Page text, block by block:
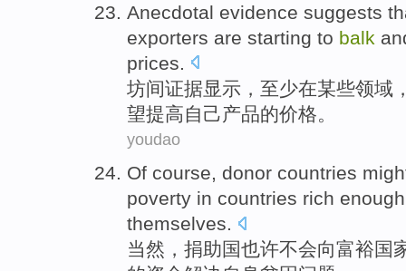
Anecdotal evidence suggests
exporters are starting to balk
prices
坊间证据显示 ， 至少在某些领域
望提高自己产品的价格。
youdao
Of course, donor countries
poverty in countries rich enough
themselves.
当然 ， 捐助国也许不会向富裕国